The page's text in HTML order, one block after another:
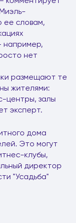
ее словам,
например,
нет
размещают те
жителями:
центры, залы
эксперт.
дома
Это могут
клубы,
директор
"Усадьба"